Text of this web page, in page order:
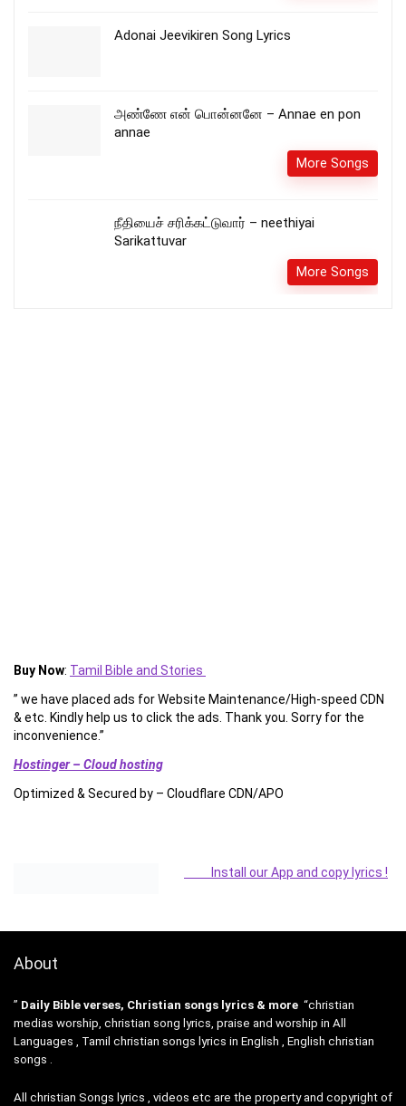
Adonai Jeevikiren Song Lyrics
அண்ணே என் பொன்னனே – Annae en pon
annae
More Songs
நீதியைச் சரிக்கட்டுவார் – neethiyai
Sarikattuvar
More Songs
Buy Now: Tamil Bible and Stories
” we have placed ads for Website Maintenance/High-speed CDN
& etc. Kindly help us to click the ads. Thank you. Sorry for the
inconvenience.”
Hostinger – Cloud hosting
Optimized & Secured by – Cloudflare CDN/APO
Install our App and copy lyrics !
About
” Daily Bible verses, Christian songs lyrics & more “christian
medias worship, christian song lyrics, praise and worship in All
Languages , Tamil christian songs lyrics in English , English christian
songs .
All christian Songs lyrics , videos etc are the property and copyright of